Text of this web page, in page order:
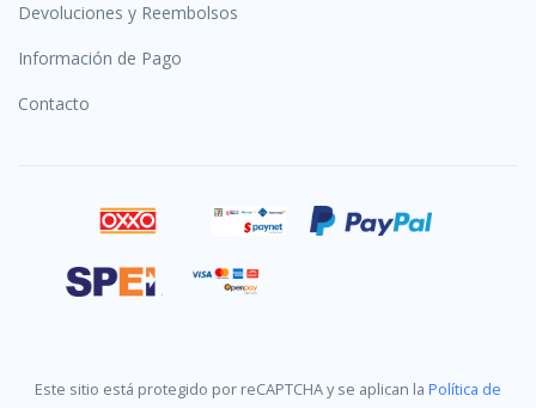
Devoluciones y Reembolsos
Información de Pago
Contacto
Este sitio está protegido por reCAPTCHA y se aplican la Política de